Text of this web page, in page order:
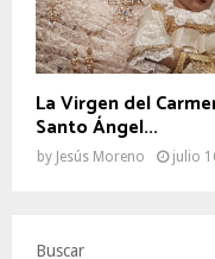
La Virgen del
Santo Ángel...
by Jesús Moreno julio
Buscar